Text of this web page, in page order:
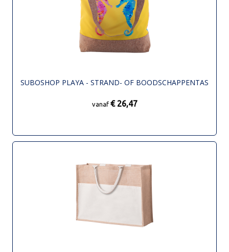
SUBOSHOP PLAYA - STRAND- OF BOODSCHAPPENTAS
vanaf € 26,47